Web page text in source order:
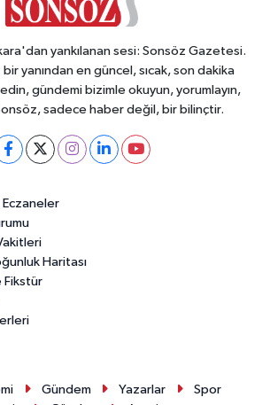
yankılanan sesi: Sonsöz Gazetesi.
yanından en güncel, sıcak, son dakika
gündemi bizimle okuyun, yorumlayın,
sadece haber değil, bir bilinçtir.
Haritası
Fikstür
Gündem Yazarlar
Spor